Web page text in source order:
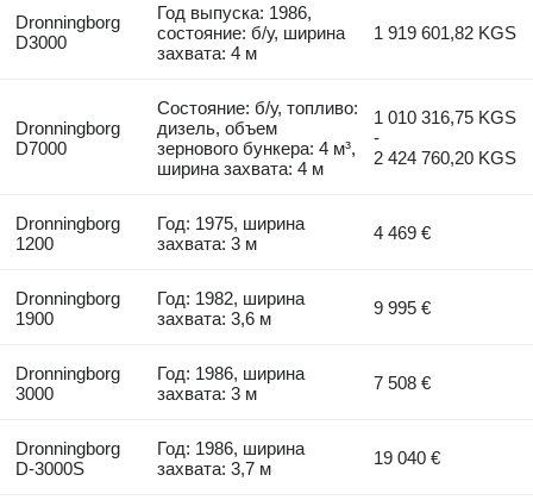
Dronningborg
D3000
Год выпуска: 1986,
состояние: б/у, ширина
захвата: 4 м
1 919 601,82 KGS
Dronningborg
D7000
Состояние: б/у, топливо:
дизель, объем
зернового бункера: 4 м³,
ширина захвата: 4 м
1 010 316,75 KGS
-
2 424 760,20 KGS
Dronningborg
1200
Год: 1975, ширина
захвата: 3 м
4 469 €
Dronningborg
1900
Год: 1982, ширина
захвата: 3,6 м
9 995 €
Dronningborg
3000
Год: 1986, ширина
захвата: 3 м
7 508 €
Dronningborg
D-3000S
Год: 1986, ширина
захвата: 3,7 м
19 040 €